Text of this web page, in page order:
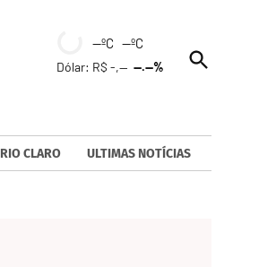
--ºC --ºC
Dólar: R$ -,----.--%
Open
Search
RIO CLARO ULTIMAS NOTÍCIAS